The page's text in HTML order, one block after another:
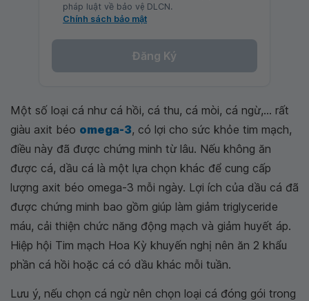
pháp luật về bảo vệ DLCN.
Chính sách bảo mật
Đăng Ký
Một số loại cá như cá hồi, cá thu, cá mòi, cá ngừ,... rất
giàu axit béo omega-3, có lợi cho sức khỏe tim mạch,
điều này đã được chứng minh từ lâu. Nếu không ăn
được cá, dầu cá là một lựa chọn khác để cung cấp
lượng axit béo omega-3 mỗi ngày. Lợi ích của dầu cá đã
được chứng minh bao gồm giúp làm giảm triglyceride
máu, cải thiện chức năng động mạch và giảm huyết áp.
Hiệp hội Tim mạch Hoa Kỳ khuyến nghị nên ăn 2 khẩu
phần cá hồi hoặc cá có dầu khác mỗi tuần.
Lưu ý, nếu chọn cá ngừ nên chọn loại cá đóng gói trong